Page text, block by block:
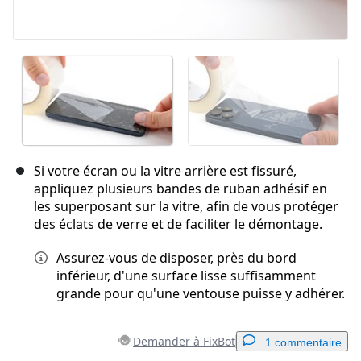
Si votre écran ou la vitre arrière est fissuré,
appliquez plusieurs bandes de ruban adhésif en
les superposant sur la vitre, afin de vous protéger
des éclats de verre et de faciliter le démontage.
Assurez-vous de disposer, près du bord
inférieur, d'une surface lisse suffisamment
grande pour qu'une ventouse puisse y adhérer.
Demander à FixBot 1 commentaire